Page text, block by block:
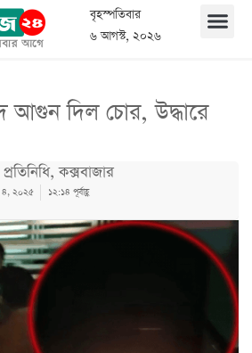
বৃহস্পতিবার
৬ আগস্ট, ২০২৬
আগুন দিল চোর, উদ্ধারে
কক্সবাজার
৪, ২০২৫ ১২:১৪ পূর্বাহ্ণ